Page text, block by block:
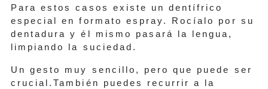
Para estos casos existe un dentífrico
especial en formato espray. Rocíalo por su
dentadura y él mismo pasará la lengua,
limpiando la suciedad.
Un gesto muy sencillo, pero que puede ser
crucial.También puedes recurrir a la